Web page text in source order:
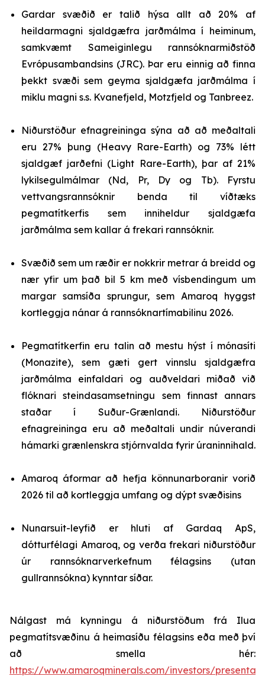
Gardar svæðið er talið hýsa allt að 20% af
heildarmagni sjaldgæfra jarðmálma í heiminum,
samkvæmt Sameiginlegu rannsóknarmiðstöð
Evrópusambandsins (JRC). Þar eru einnig að finna
þekkt svæði sem geyma sjaldgæfa jarðmálma í
miklu magni s.s. Kvanefjeld, Motzfjeld og Tanbreez.
Niðurstöður efnagreininga sýna að að meðaltali
eru 27% þung (Heavy Rare-Earth) og 73% létt
sjaldgæf jarðefni (Light Rare-Earth), þar af 21%
lykilsegulmálmar (Nd, Pr, Dy og Tb). Fyrstu
vettvangsrannsóknir benda til víðtæks
pegmatítkerfis sem inniheldur sjaldgæfa
jarðmálma sem kallar á frekari rannsóknir.
Svæðið sem um ræðir er nokkrir metrar á breidd og
nær yfir um það bil 5 km með vísbendingum um
margar samsíða sprungur, sem Amaroq hyggst
kortleggja nánar á rannsóknartímabilinu 2026.
Pegmatítkerfin eru talin að mestu hýst í mónasíti
(Monazite), sem gæti gert vinnslu sjaldgæfra
jarðmálma einfaldari og auðveldari miðað við
flóknari steindasamsetningu sem finnast annars
staðar í Suður-Grænlandi. Niðurstöður
efnagreininga eru að meðaltali undir núverandi
hámarki grænlenskra stjórnvalda fyrir úraninnihald.
Amaroq áformar að hefja könnunarboranir vorið
2026 til að kortleggja umfang og dýpt svæðisins
Nunarsuit-leyfið er hluti af Gardaq ApS,
dótturfélagi Amaroq, og verða frekari niðurstöður
úr rannsóknarverkefnum félagsins (utan
gullrannsókna) kynntar síðar.
Nálgast má kynningu á niðurstöðum frá Ilua
pegmatítsvæðinu á heimasíðu félagsins eða með því
að smella hér:
https://www.amaroqminerals.com/investors/